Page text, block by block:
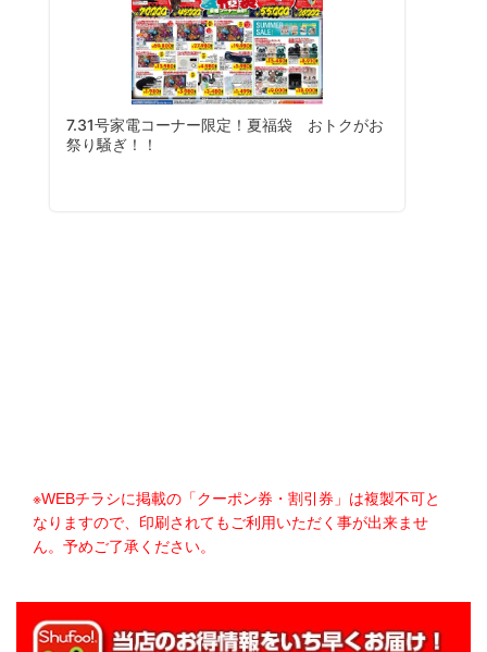
※WEBチラシに掲載の「クーポン券・割引券」は複製不可と
なりますので、印刷されてもご利用いただく事が出来ませ
ん。予めご了承ください。